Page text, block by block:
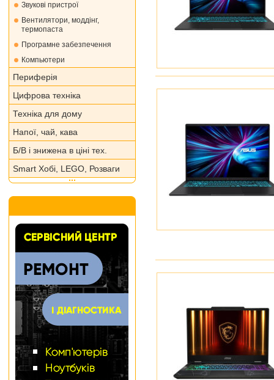
Звукові пристрої
Вентилятори, моддінг,
термопаста
Програмне забезпечення
Компьютери
Периферія
Цифрова техніка
Техніка для дому
Напої, чай, кава
Б/В і знижена в ціні тех.
Smart Хобі, LEGO, Розваги